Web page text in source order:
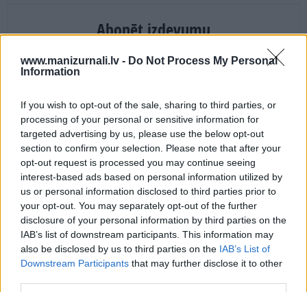
www.manizurnali.lv - Do Not Process My Personal
Information
If you wish to opt-out of the sale, sharing to third parties, or
processing of your personal or sensitive information for
targeted advertising by us, please use the below opt-out
section to confirm your selection. Please note that after your
opt-out request is processed you may continue seeing
interest-based ads based on personal information utilized by
us or personal information disclosed to third parties prior to
your opt-out. You may separately opt-out of the further
disclosure of your personal information by third parties on the
IAB’s list of downstream participants. This information may
also be disclosed by us to third parties on the IAB’s List of
Downstream Participants that may further disclose it to other
Abonēt izdevumu
Drukāts izdevums
E-izdevums
Abonēšanas perioda sākums:
2026. gada septembris
Mēnešu skaits:
4 mēneši /5.89 Eur